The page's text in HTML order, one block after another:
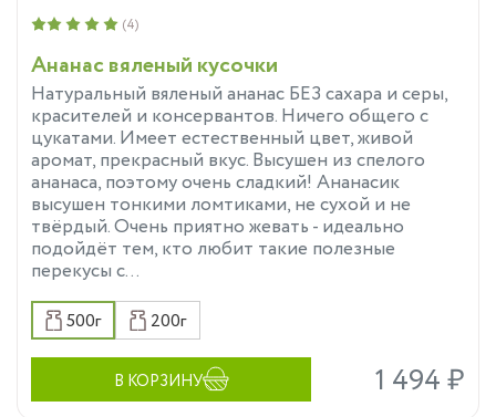
Ананас вяленый кусочки
Натуральный вяленый ананас БЕЗ сахара и серы,
красителей и консервантов. Ничего общего с
цукатами. Имеет естественный цвет, живой
аромат, прекрасный вкус. Высушен из спелого
ананаса, поэтому очень сладкий! Ананасик
высушен тонкими ломтиками, не сухой и не
твёрдый. Очень приятно жевать - идеально
подойдёт тем, кто любит такие полезные
перекусы с...
(4)
500г 200г
В КОРЗИНУ 1 494 ₽